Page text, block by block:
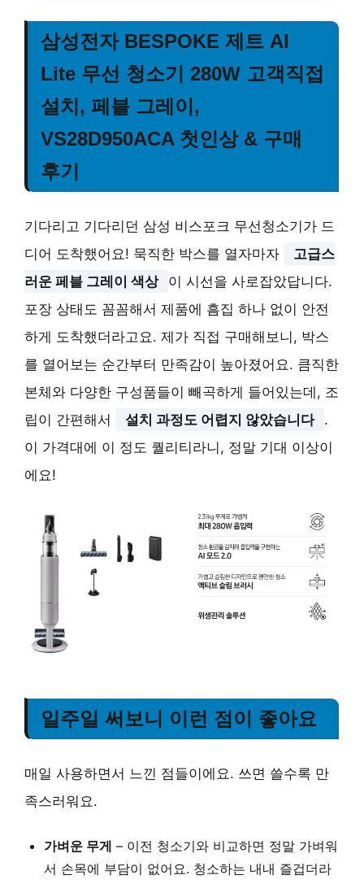
삼성전자 BESPOKE 제트 AI
Lite 무선 청소기 280W 고객직접
설치, 페블 그레이,
VS28D950ACA 첫인상 & 구매
후기
기다리고 기다리던 삼성 비스포크 무선청소기가 드
디어 도착했어요! 묵직한 박스를 열자마자
고급스
러운 페블 그레이 색상
이 시선을 사로잡았답니다.
포장 상태도 꼼꼼해서 제품에 흠집 하나 없이 안전
하게 도착했더라고요. 제가 직접 구매해보니, 박스
를 열어보는 순간부터 만족감이 높아졌어요. 큼직한
본체와 다양한 구성품들이 빼곡하게 들어있는데, 조
립이 간편해서
설치 과정도 어렵지 않았습니다
.
이 가격대에 이 정도 퀄리티라니, 정말 기대 이상이
에요!
일주일 써보니 이런 점이 좋아요
매일 사용하면서 느낀 점들이에요. 쓰면 쓸수록 만
족스러워요.
가벼운 무게 – 이전 청소기와 비교하면 정말 가벼워
서 손목에 부담이 없어요. 청소하는 내내 즐겁더라